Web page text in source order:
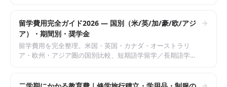
留学費用完全ガイド2026 — 国別（米/英/加/豪/欧/アジ
ア）・期間別・奨学金
留学費用を完全整理。米国・英国・カナダ・オーストラリ
ア・欧州・アジア圏の国別比較、短期語学留学／長期語学留